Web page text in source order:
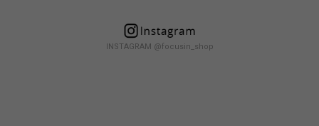
INSTAGRAM @focusin_shop